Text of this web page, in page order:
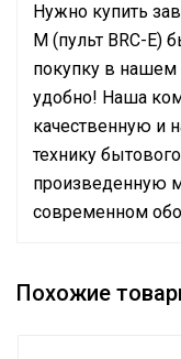
Нужно купить
M (пульт BRC-E)
покупку в нашем
удобно! Наша
качественную и
технику
произведенную
современном
Гарантийный
Похожие